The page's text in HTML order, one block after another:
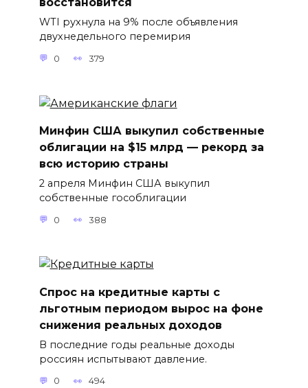
WTI рухнула на 9% после объявления
двухнедельного перемирия
0 379
Минфин США выкупил собственные
облигации на $15 млрд — рекорд за
всю историю страны
2 апреля Минфин США выкупил
собственные гособлигации
0 388
Спрос на кредитные карты с
льготным периодом вырос на фоне
снижения реальных доходов
В последние годы реальные доходы
россиян испытывают давление.
0 494